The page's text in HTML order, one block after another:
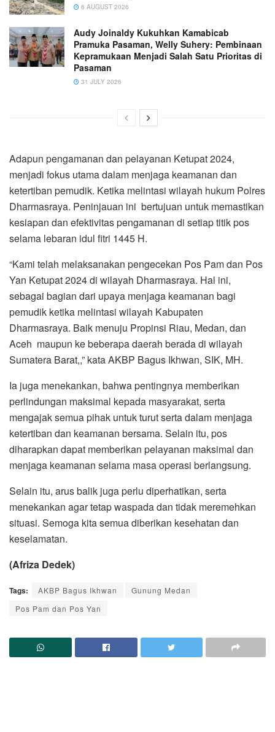
6 AUGUST 2026
Audy Joinaldy Kukuhkan Kamabicab
Pramuka Pasaman, Welly Suhery: Pembinaan
Kepramukaan Menjadi Salah Satu Prioritas di
Pasaman
31 JULY 2026
Adapun pengamanan dan pelayanan Ketupat 2024,
menjadi fokus utama dalam menjaga keamanan dan
ketertiban pemudik. Ketika melintasi wilayah hukum Polres
Dharmasraya. Peninjauan ini bertujuan untuk memastikan
kesiapan dan efektivitas pengamanan di setiap titik pos
selama lebaran idul fitri 1445 H.
“Kami telah melaksanakan pengecekan Pos Pam dan Pos
Yan Ketupat 2024 di wilayah Dharmasraya. Hal ini,
sebagai bagian dari upaya menjaga keamanan bagi
pemudik ketika melintasi wilayah Kabupaten
Dharmasraya. Baik menuju Propinsi Riau, Medan, dan
Aceh maupun ke beberapa daerah berada di wilayah
Sumatera Barat,,” kata AKBP Bagus Ikhwan, SIK, MH.
Ia juga menekankan, bahwa pentingnya memberikan
perlindungan maksimal kepada masyarakat, serta
mengajak semua pihak untuk turut serta dalam menjaga
ketertiban dan keamanan bersama. Selain itu, pos
diharapkan dapat memberikan pelayanan maksimal dan
menjaga keamanan selama masa operasi berlangsung.
Selain itu, arus balik juga perlu diperhatikan, serta
menekankan agar tetap waspada dan tidak meremehkan
situasi. Semoga kita semua diberikan kesehatan dan
keselamatan.
(Afriza Dedek)
Tags: AKBP Bagus Ikhwan
Gunung Medan
Pos Pam dan Pos Yan